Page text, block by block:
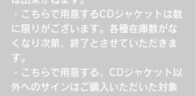
・こちらで用意するCDジャケットは数
に限りがございます。各種在庫数がな
くなり次第、終了とさせていただきま
す。
・こちらで用意する、CDジャケット以
外へのサインはご購入いただいた対象